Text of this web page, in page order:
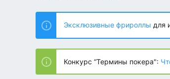
т
о
р
т
е
м
ы
т
н
а
ч
л
а
Эксклюзивные фрироллы для
Конкурс “Термины покера":